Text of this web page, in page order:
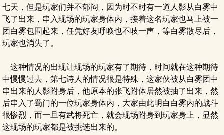
七天，但是玩家们并不郁闷，因为时不时有一道人影从白雾中
飞了出来，串入现场的玩家身体内，接着这名玩家也马上被一
团白雾包围起来，任凭好友呼唤也不吱一声，等白雾散尽后，
玩家也消失了。
这种情况的出现让现场的玩家有了期待，时间就在这种期待
中慢慢过去，第七诗人的情况很是特殊，这家伙被从白雾团中
串出来的人影附身后，他原本的张飞附体居然被抽了出来，然
后串入了蜀门的一位玩家身体内，大家由此明白白雾内的战斗
很惨烈，而一旦有武将死亡，就会现场附身到玩家身上，显然
这现场的玩家都是被挑选出来的。